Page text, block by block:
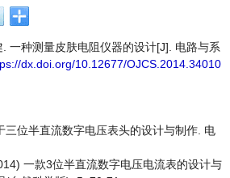
一种测量皮肤电阻仪器的设计[J]. 电路与系
dx.doi.org/10.12677/OJCS.2014.34010
三位半直流数字电压表头的设计与制作. 电
一款3位半直流数字电压电流表的设计与